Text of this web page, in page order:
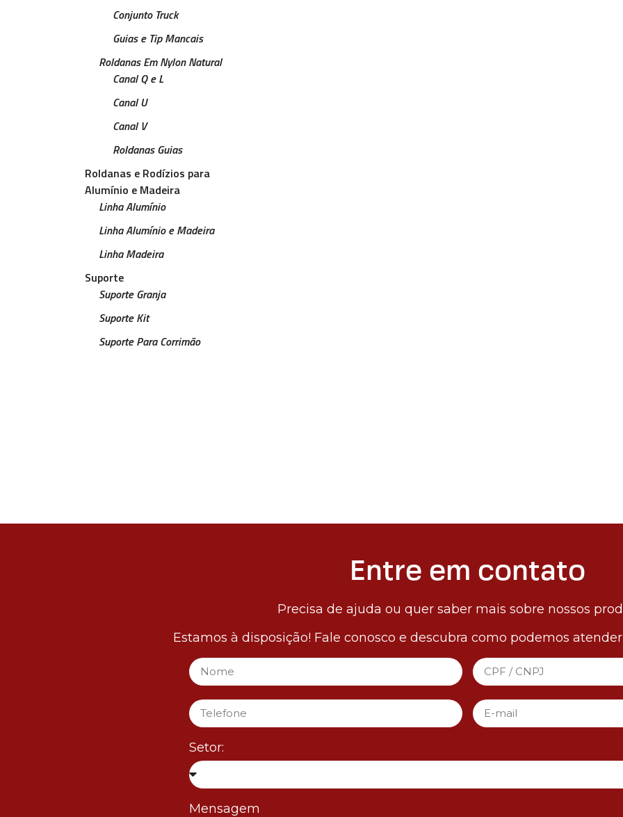
Conjunto Truck
Guias e Tip Mancais
Roldanas Em Nylon Natural
Canal Q e L
Canal U
Canal V
Roldanas Guias
Roldanas e Rodízios para
Alumínio e Madeira
Linha Alumínio
Linha Alumínio e Madeira
Linha Madeira
Suporte
Suporte Granja
Suporte Kit
Suporte Para Corrimão
Entre em contato
Precisa de ajuda ou quer saber mais sobre nossos
Estamos à disposição! Fale conosco e descubra como podemos
Setor:
Mensagem